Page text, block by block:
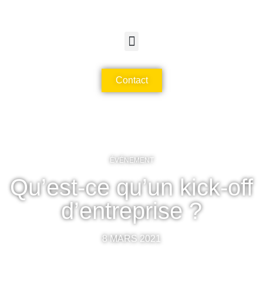
Contact
ÉVÉNEMENT
Qu’est-ce qu’un kick-off
d’entreprise ?
8 MARS 2021